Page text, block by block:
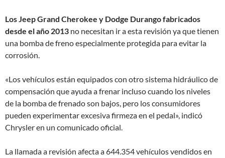
Los Jeep Grand Cherokee y Dodge Durango fabricados
desde el año 2013 no necesitan ir a esta revisión ya que tienen
una bomba de freno especialmente protegida para evitar la
corrosión.
«Los vehículos están equipados con otro sistema hidráulico de
compensación que ayuda a frenar incluso cuando los niveles
de la bomba de frenado son bajos, pero los consumidores
pueden experimentar excesiva firmeza en el pedal», indicó
Chrysler en un comunicado oficial.
La llamada a revisión afecta a 644.354 vehículos vendidos en